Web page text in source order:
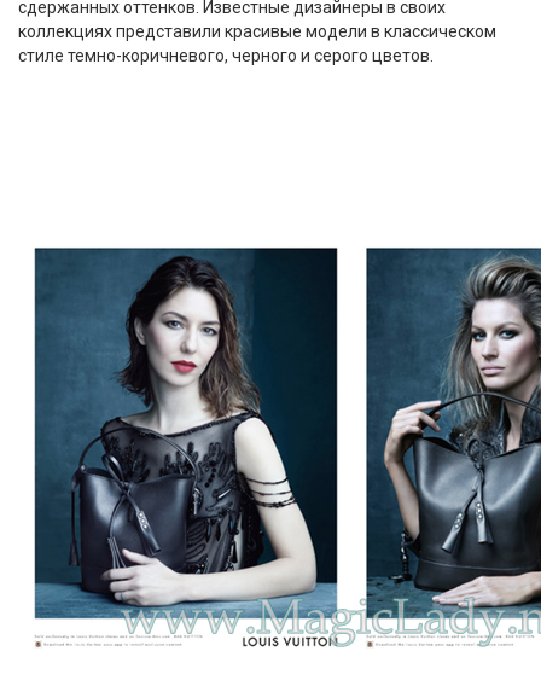
сдержанных оттенков. Известные дизайнеры в своих
коллекциях представили красивые модели в классическом
стиле темно-коричневого, черного и серого цветов.